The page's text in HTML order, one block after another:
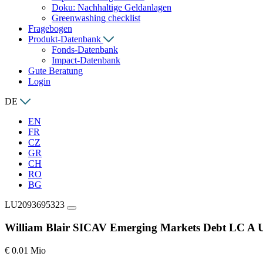
Doku: Nachhaltige Geldanlagen
Greenwashing checklist
Fragebogen
Produkt-Datenbank
Fonds-Datenbank
Impact-Datenbank
Gute Beratung
Login
DE
EN
FR
CZ
GR
CH
RO
BG
LU2093695323
William Blair SICAV Emerging Markets Debt LC A
€ 0.01 Mio